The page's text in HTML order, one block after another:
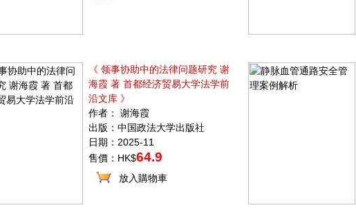
《 领事协助中的法律问题研究 谢
海霞 著 首都经济贸易大学法学前
沿文库 》
作者： 谢海霞
出版：中国政法大学出版社
日期：2025-11
售價：HK$64.9
放入購物車